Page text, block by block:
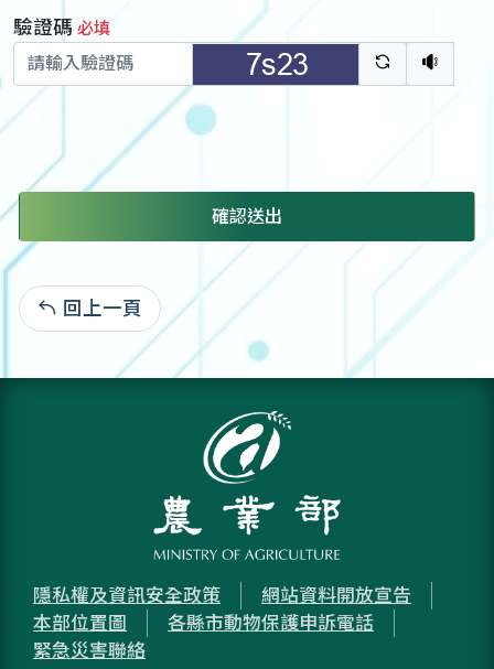
驗證碼 必填
驗證碼重新
聽語
確認送出
回上一頁
隱私權及資訊安全政策
網站資料開放宣告
本部位置圖
各縣市動物保護申訴電話
緊急災害聯絡